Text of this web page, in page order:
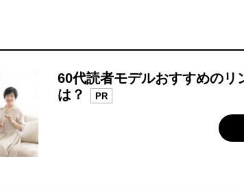
60代読者モデルおすすめのリ
は？
PR